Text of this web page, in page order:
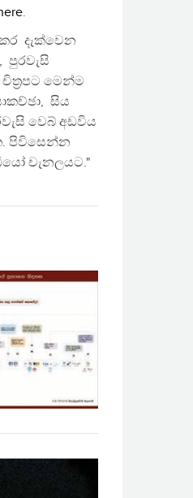
.
දැක්වෙන
පුරවැසි
මෙන්ම
සිය
වෙබ් අඩවිය
පිවිසෙන්න
චැනලයට."